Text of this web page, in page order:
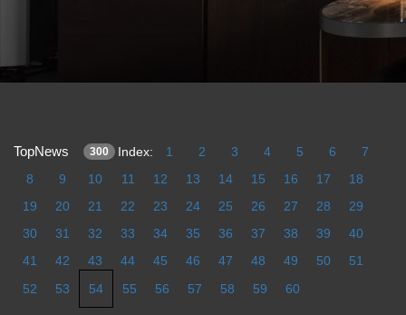
TopNews 300 Index: 1 2 3 4 5 6
7
8
9 10 11 12 13 14 15 16 17
18
19
20 21 22 23 24 25 26 27 28
29
30
31 32 33 34 35 36 37 38 39
40
41
42 43 44 45 46 47 48 49 50
51
52
53 54 55 56 57 58 59 60